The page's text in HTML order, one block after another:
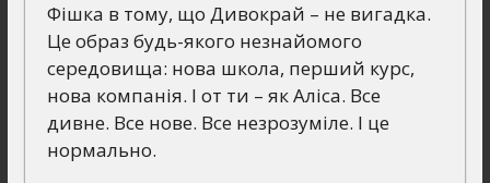
Фішка в тому, що Дивокрай – не вигадка.
Це образ будь-якого незнайомого
середовища: нова школа, перший курс,
нова компанія. І от ти – як Аліса. Все
дивне. Все нове. Все незрозуміле. І це
нормально.